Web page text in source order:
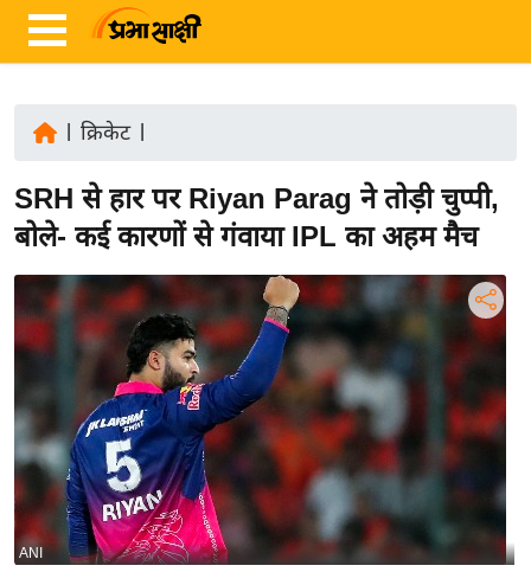
ज़ा
ख
रा
अं
त
र्रा
ष्ट्री
य
क्रिकेट|
SRH से हार पर Riyan Parag ने तोड़ी चुप्पी,
बोले- कई कारणों से गंवाया IPL का अहम मैच
ANI